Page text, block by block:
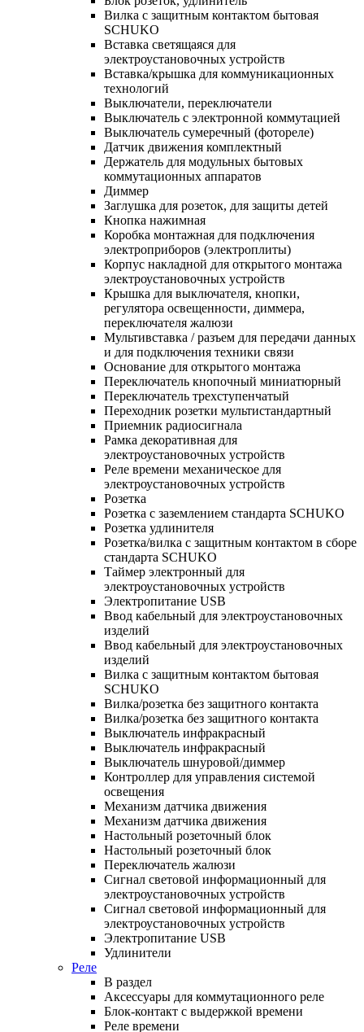
Вилка с защитным контактом бытовая
SCHUKO
Вставка светящаяся для
электроустановочных устройств
Вставка/крышка для коммуникационных
технологий
Выключатели, переключатели
Выключатель с электронной коммутацией
Выключатель сумеречный (фотореле)
Датчик движения комплектный
Держатель для модульных бытовых
коммутационных аппаратов
Диммер
Заглушка для розеток, для защиты детей
Кнопка нажимная
Коробка монтажная для подключения
электроприборов (электроплиты)
Корпус накладной для открытого монтажа
электроустановочных устройств
Крышка для выключателя, кнопки,
регулятора освещенности, диммера,
переключателя жалюзи
Мультивставка / разъем для передачи данных
и для подключения техники связи
Основание для открытого монтажа
Переключатель кнопочный миниатюрный
Переключатель трехступенчатый
Переходник розетки мультистандартный
Приемник радиосигнала
Рамка декоративная для
электроустановочных устройств
Реле времени механическое для
электроустановочных устройств
Розетка
Розетка с заземлением стандарта SCHUKO
Розетка удлинителя
Розетка/вилка с защитным контактом в сборе
стандарта SCHUKO
Таймер электронный для
электроустановочных устройств
Электропитание USB
Ввод кабельный для электроустановочных
изделий
Ввод кабельный для электроустановочных
изделий
Вилка с защитным контактом бытовая
SCHUKO
Вилка/розетка без защитного контакта
Вилка/розетка без защитного контакта
Выключатель инфракрасный
Выключатель инфракрасный
Выключатель шнуровой/диммер
Контроллер для управления системой
освещения
Механизм датчика движения
Механизм датчика движения
Настольный розеточный блок
Настольный розеточный блок
Переключатель жалюзи
Сигнал световой информационный для
электроустановочных устройств
Сигнал световой информационный для
электроустановочных устройств
Электропитание USB
Удлинители
Реле
В раздел
Аксессуары для коммутационного реле
Блок-контакт с выдержкой времени
Реле времени